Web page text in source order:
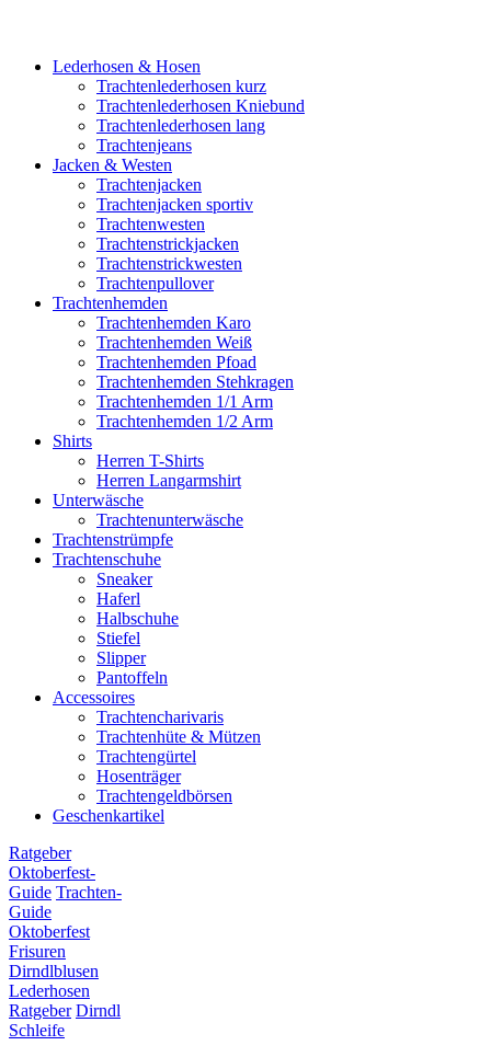
Lederhosen & Hosen
Trachtenlederhosen kurz
Trachtenlederhosen Kniebund
Trachtenlederhosen lang
Trachtenjeans
Jacken & Westen
Trachtenjacken
Trachtenjacken sportiv
Trachtenwesten
Trachtenstrickjacken
Trachtenstrickwesten
Trachtenpullover
Trachtenhemden
Trachtenhemden Karo
Trachtenhemden Weiß
Trachtenhemden Pfoad
Trachtenhemden Stehkragen
Trachtenhemden 1/1 Arm
Trachtenhemden 1/2 Arm
Shirts
Herren T-Shirts
Herren Langarmshirt
Unterwäsche
Trachtenunterwäsche
Trachtenstrümpfe
Trachtenschuhe
Sneaker
Haferl
Halbschuhe
Stiefel
Slipper
Pantoffeln
Accessoires
Trachtencharivaris
Trachtenhüte & Mützen
Trachtengürtel
Hosenträger
Trachtengeldbörsen
Geschenkartikel
Ratgeber
Oktoberfest-
Guide Trachten-
Guide
Oktoberfest
Frisuren
Dirndlblusen
Lederhosen
Ratgeber Dirndl
Schleife